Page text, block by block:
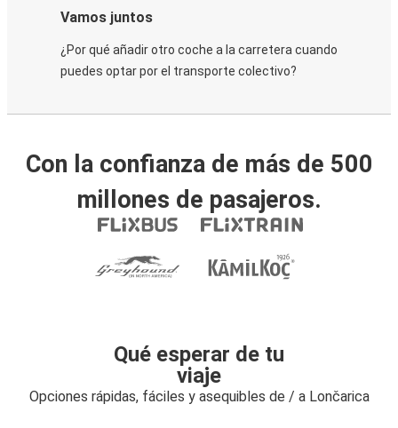
Vamos juntos
¿Por qué añadir otro coche a la carretera cuando
puedes optar por el transporte colectivo?
Con la confianza de más de 500
millones de pasajeros.
Qué esperar de tu
viaje
Opciones rápidas, fáciles y asequibles de / a Lončarica